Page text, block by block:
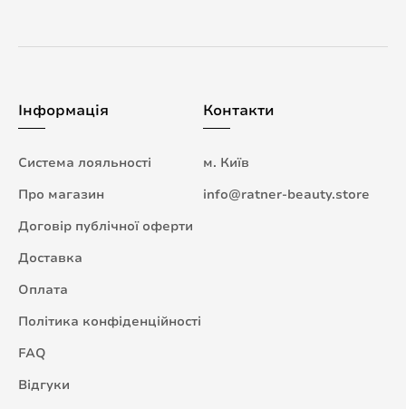
Інформація
Система лояльності
Про магазин
Договір публічної оферти
Доставка
Оплата
Політика конфіденційності
FAQ
Відгуки
Контакти
м. Київ
info@ratner-beauty.store